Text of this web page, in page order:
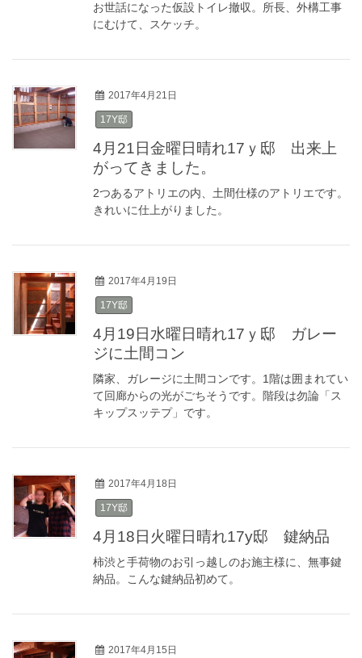
お世話になった仮設トイレ撤収。所長、外構工事
にむけて、スケッチ。
2017年4月21日
17Y邸
4月21日金曜日晴れ17ｙ邸 出来上
がってきました。
2つあるアトリエの内、土間仕様のアトリエです。
きれいに仕上がりました。
2017年4月19日
17Y邸
4月19日水曜日晴れ17ｙ邸 ガレー
ジに土間コン
隣家、ガレージに土間コンです。1階は囲まれてい
て回廊からの光がごちそうです。階段は勿論「ス
キップスッテプ」です。
2017年4月18日
17Y邸
4月18日火曜日晴れ17y邸 鍵納品
柿渋と手荷物のお引っ越しのお施主様に、無事鍵
納品。こんな鍵納品初めて。
2017年4月15日